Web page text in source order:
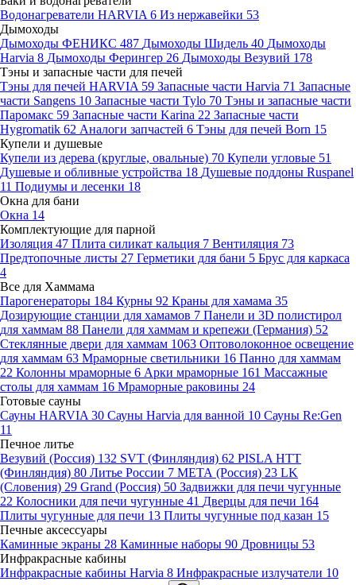
Водонагреватели HARVIA 6 Из нержавейки 53
Дымоходы
Дымоходы ФЕНИКС 487 Дымоходы Шидель 40 Дымоходы
Harvia 8 Дымоходы Ферингер 26 Дымоходы Везувий 178
Тэны и запасные части для печей
Тэны для печей HARVIA 59 Запасные части Harvia 71 Запасные
части Sangens 10 Запасные части Tylo 70 Тэны и запасные части
Паромакс 59 Запасные части Karina 22 Запасные части
Hygromatik 62 Аналоги запчастей 6 Тэны для печей Born 15
Купели и душевые
Купели из дерева (круглые, овальные) 70 Купели угловые 51
Душевые и обливные устройства 18 Душевые поддоны Ruspanel
11 Подиумы и лесенки 18
Окна для бани
Окна 14
Комплектующие для парной
Изоляция 47 Плита силикат кальция 7 Вентиляция 73
Предтопочные листы 27 Герметики для бани 5 Брус для каркаса
4
Все для Хаммама
Парогенераторы 184 Курны 92 Краны для хамама 35
Дозирующие станции для хамамов 7 Панели и 3D полистирол
для хаммам 88 Панели для хаммам и крепежи (Германия) 52
Стеклянные двери для хаммам 1063 Оптоволоконное освещение
для хаммам 63 Мраморные светильники 16 Панно для хаммам
22 Колонны мраморные 6 Арки мраморные 161 Массажные
столы для хаммам 16 Мраморные раковины 24
Готовые сауны
Сауны HARVIA 30 Сауны Harvia для ванной 10 Сауны Re:Gen
11
Печное литье
Везувий (Россия) 132 SVT (Финляндия) 62 PISLA HTT
(Финляндия) 80 Литье России 7 МЕТА (Россия) 23 LK
(Словения) 29 Grand (Россия) 50 Задвижки для печи чугунные
22 Колосники для печи чугунные 41 Дверцы для печи 164
Плиты чугунные для печи 13 Плиты чугунные под казан 15
Печные аксессуары
Каминные экраны 28 Каминные наборы 90 Дровницы 53
Инфракрасные кабины
Инфракрасные кабины Harvia 8 Инфракрасные излучатели 10